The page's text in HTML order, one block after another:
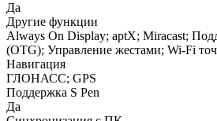
Да
Другие функции
Always On Display; aptX; Miracast;
(OTG); Управление жестами; Wi-Fi
Навигация
ГЛОНАСС; GPS
Поддержка S Pen
Да